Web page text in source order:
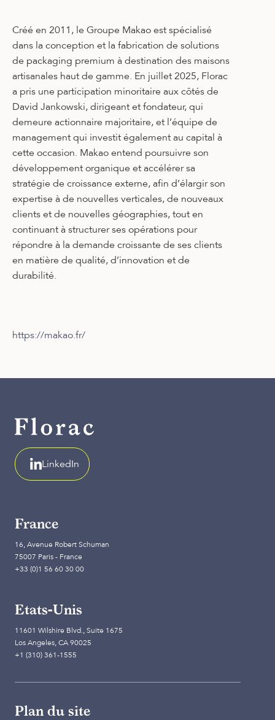
Créé en 2011, le Groupe Makao est spécialisé
dans la conception et la fabrication de solutions
de packaging premium à destination des maisons
artisanales haut de gamme. En juillet 2025, Florac
a pris une participation minoritaire aux côtés de
David Jankowski, dirigeant et fondateur, qui
demeure actionnaire majoritaire, et l’équipe de
management qui investit également au capital à
cette occasion. Makao entend poursuivre son
développement organique et accélérer sa
stratégie de croissance externe, afin d’élargir son
expertise à de nouvelles verticales, de nouveaux
clients et de nouvelles géographies, tout en
continuant à structurer ses opérations pour
répondre à la demande croissante de ses clients
en matière de qualité, d’innovation et de
durabilité.
https://makao.fr/
LinkedIn
France
16, Avenue Robert Schuman
75007 Paris - France
+33 (0)1 56 60 30 00
Etats-Unis
11601 Wilshire Blvd., Suite 1675
Los Angeles, CA 90025
+1 (310) 361-1555
Plan du site